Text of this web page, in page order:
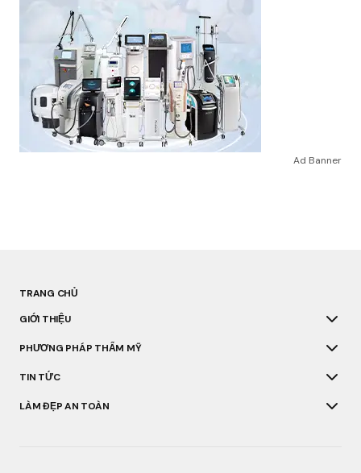
Ad Banner
TRANG CHỦ
GIỚI THIỆU
PHƯƠNG PHÁP THẨM MỸ
TIN TỨC
LÀM ĐẸP AN TOÀN